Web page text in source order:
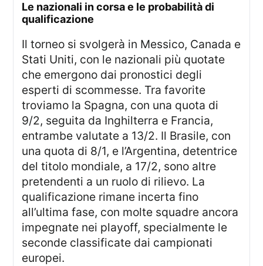
le nazionali in corsa e le probabilità di
qualificazione
Il torneo si svolgerà in Messico, Canada e
Stati Uniti, con le nazionali più quotate
che emergono dai pronostici degli
esperti di scommesse. Tra favorite
troviamo la Spagna, con una quota di
9/2, seguita da Inghilterra e Francia,
entrambe valutate a 13/2. Il Brasile, con
una quota di 8/1, e l’Argentina, detentrice
del titolo mondiale, a 17/2, sono altre
pretendenti a un ruolo di rilievo. La
qualificazione rimane incerta fino
all’ultima fase, con molte squadre ancora
impegnate nei playoff, specialmente le
seconde classificate dai campionati
europei.